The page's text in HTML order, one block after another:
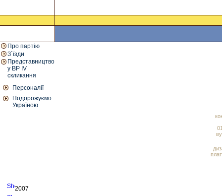
Про партію
З`їзди
Представництво
у ВР IV
скликання
Персоналії
Подорожуємо
Україною
2007